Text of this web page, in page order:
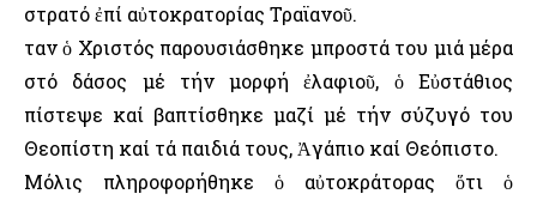
στρατό ἐπί αὐτοκρατορίας Τραϊανοῦ.
Ὅταν ὁ Χριστός παρουσιάσθηκε μπροστά του μιά μέρα
στό δάσος μέ τήν μορφή ἐλαφιοῦ, ὁ Εὐστάθιος
πίστεψε καί βαπτίσθηκε μαζί μέ τήν σύζυγό του
Θεοπίστη καί τά παιδιά τους, Ἀγάπιο καί Θεόπιστο.
Μόλις πληροφορήθηκε ὁ αὐτοκράτορας ὅτι ὁ